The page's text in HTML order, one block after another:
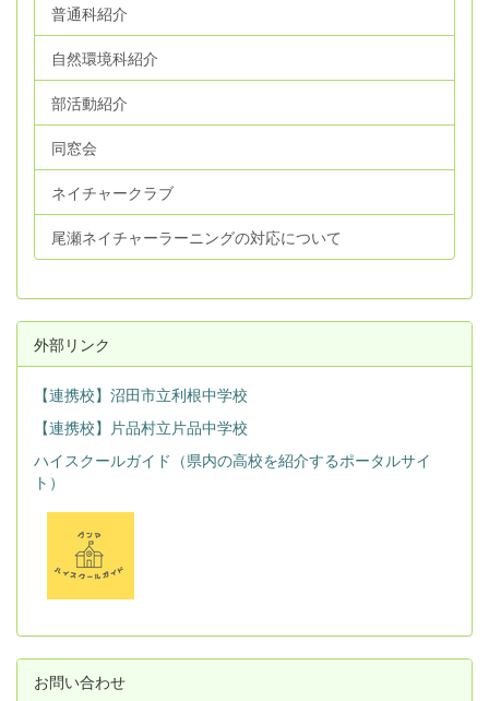
普通科紹介
自然環境科紹介
部活動紹介
同窓会
ネイチャークラブ
尾瀬ネイチャーラーニングの対応について
外部リンク
【連携校】沼田市立利根中学校
【連携校】片品村立片品中学校
ハイスクールガイド（県内の高校を紹介するポータルサイ
ト）
お問い合わせ